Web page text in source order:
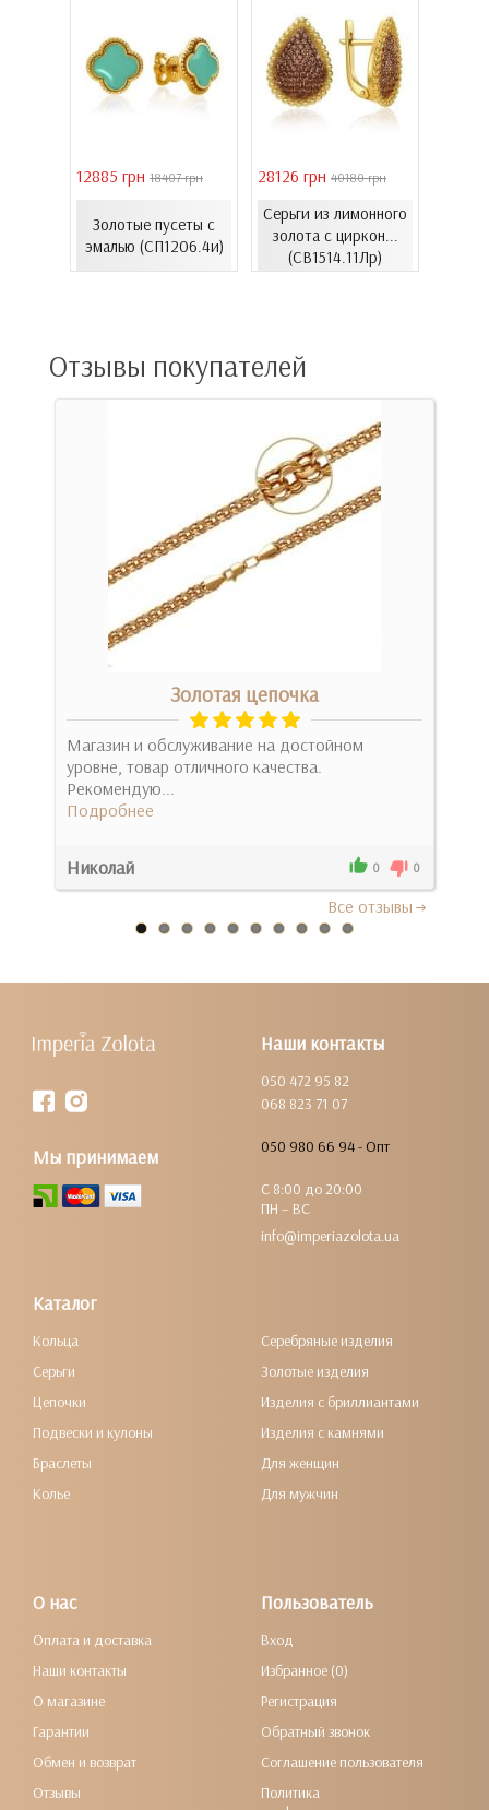
12885 грн 18407 грн
Золотые пусеты с
эмалью (СП1206.4и)
28126 грн 40180 грн
Серьги из лимонного
золота с циркон...
(СВ1514.11Лр)
Отзывы покупателей
Золотая цепочка
Магазин и обслуживание на достойном
уровне, товар отличного качества.
Рекомендую...
Подробнее
Николай 0 0
Все отзывы
Наши контакты
050 472 95 82
068 823 71 07
050 980 66 94 - Опт
С 8:00 до 20:00
ПН – ВС
info@imperiazolota.ua
Мы принимаем
Каталог
Кольца
Серьги
Цепочки
Подвески и кулоны
Браслеты
Колье
Серебряные изделия
Золотые изделия
Изделия с бриллиантами
Изделия с камнями
Для женщин
Для мужчин
О нас
Оплата и доставка
Наши контакты
О магазине
Гарантии
Обмен и возврат
Отзывы
Пользователь
Вход
Избранное (0)
Регистрация
Обратный звонок
Соглашение пользователя
Политика